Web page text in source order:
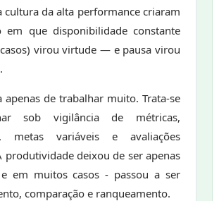
cultura da alta performance criaram
em que disponibilidade constante
virou virtude — e pausa virou
apenas de trabalhar muito. Trata-se
sob vigilância de métricas,
metas variáveis e avaliações
produtividade deixou de ser apenas
em muitos casos - passou a ser
comparação e ranqueamento.